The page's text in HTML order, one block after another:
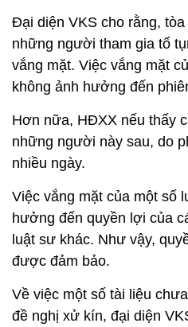
Đại diện VKS cho rằng,
những người tham gia tố
vắng mặt. Việc vắng mặt
không ảnh hưởng đến
Hơn nữa, HĐXX nếu thấy
những người này sau, do
nhiều ngày.
Việc vắng mặt của một số
hưởng đến quyền lợi của
luật sư khác. Như vậy,
được đảm bảo.
Về việc một số tài liệu
đề nghị xử kín, đại diện